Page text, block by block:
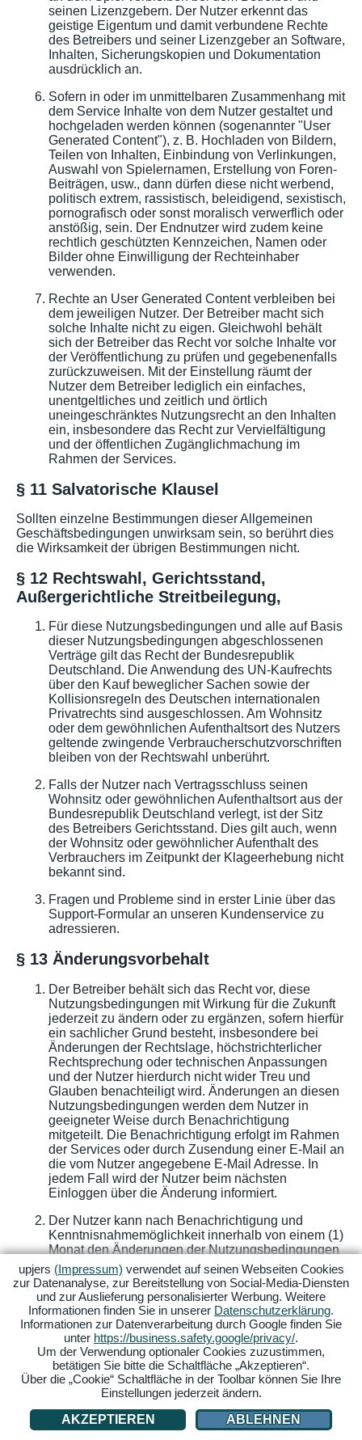
seinen Lizenzgebern. Der Nutzer erkennt das
geistige Eigentum und damit verbundene Rechte
des Betreibers und seiner Lizenzgeber an Software,
Inhalten, Sicherungskopien und Dokumentation
ausdrücklich an.
Sofern in oder im unmittelbaren Zusammenhang mit
dem Service Inhalte von dem Nutzer gestaltet und
hochgeladen werden können (sogenannter "User
Generated Content"), z. B. Hochladen von Bildern,
Teilen von Inhalten, Einbindung von Verlinkungen,
Auswahl von Spielernamen, Erstellung von Foren-
Beiträgen, usw., dann dürfen diese nicht werbend,
politisch extrem, rassistisch, beleidigend, sexistisch,
pornografisch oder sonst moralisch verwerflich oder
anstößig, sein. Der Endnutzer wird zudem keine
rechtlich geschützten Kennzeichen, Namen oder
Bilder ohne Einwilligung der Rechteinhaber
verwenden.
Rechte an User Generated Content verbleiben bei
dem jeweiligen Nutzer. Der Betreiber macht sich
solche Inhalte nicht zu eigen. Gleichwohl behält
sich der Betreiber das Recht vor solche Inhalte vor
der Veröffentlichung zu prüfen und gegebenenfalls
zurückzuweisen. Mit der Einstellung räumt der
Nutzer dem Betreiber lediglich ein einfaches,
unentgeltliches und zeitlich und örtlich
uneingeschränktes Nutzungsrecht an den Inhalten
ein, insbesondere das Recht zur Vervielfältigung
und der öffentlichen Zugänglichmachung im
Rahmen der Services.
§ 11 Salvatorische Klausel
Sollten einzelne Bestimmungen dieser Allgemeinen
Geschäftsbedingungen unwirksam sein, so berührt dies
die Wirksamkeit der übrigen Bestimmungen nicht.
§ 12 Rechtswahl, Gerichtsstand,
Außergerichtliche Streitbeilegung,
Für diese Nutzungsbedingungen und alle auf Basis
dieser Nutzungsbedingungen abgeschlossenen
Verträge gilt das Recht der Bundesrepublik
Deutschland. Die Anwendung des UN-Kaufrechts
über den Kauf beweglicher Sachen sowie der
Kollisionsregeln des Deutschen internationalen
Privatrechts sind ausgeschlossen. Am Wohnsitz
oder dem gewöhnlichen Aufenthaltsort des Nutzers
geltende zwingende Verbraucherschutzvorschriften
bleiben von der Rechtswahl unberührt.
Falls der Nutzer nach Vertragsschluss seinen
Wohnsitz oder gewöhnlichen Aufenthaltsort aus der
Bundesrepublik Deutschland verlegt, ist der Sitz
des Betreibers Gerichtsstand. Dies gilt auch, wenn
der Wohnsitz oder gewöhnlicher Aufenthalt des
Verbrauchers im Zeitpunkt der Klageerhebung nicht
bekannt sind.
Fragen und Probleme sind in erster Linie über das
Support-Formular an unseren Kundenservice zu
adressieren.
§ 13 Änderungsvorbehalt
Der Betreiber behält sich das Recht vor, diese
Nutzungsbedingungen mit Wirkung für die Zukunft
jederzeit zu ändern oder zu ergänzen, sofern hierfür
ein sachlicher Grund besteht, insbesondere bei
Änderungen der Rechtslage, höchstrichterlicher
Rechtsprechung oder technischen Anpassungen
und der Nutzer hierdurch nicht wider Treu und
Glauben benachteiligt wird. Änderungen an diesen
Nutzungsbedingungen werden dem Nutzer in
geeigneter Weise durch Benachrichtigung
mitgeteilt. Die Benachrichtigung erfolgt im Rahmen
der Services oder durch Zusendung einer E-Mail an
die vom Nutzer angegebene E-Mail Adresse. In
jedem Fall wird der Nutzer beim nächsten
Einloggen über die Änderung informiert.
Der Nutzer kann nach Benachrichtigung und
Kenntnisnahmemöglichkeit innerhalb von einem (1)
Monat den Änderungen der Nutzungsbedingungen
widersprechen. Es wird dem Nutzer empfohlen, den
Widerspruch schriftlich bzw. per E-Mail zu
Beweissicherungszwecken an den Betreiber zu
richten.
Widerspricht der Nutzer den geänderten
Nutzungsbedingungen nicht innerhalb eines
Monats nach Zugang der Mitteilung und wurde er in
der Änderungsmitteilung ausdrücklich auf diese
Rechtsfolge hingewiesen, gelten die Änderungen
als genehmigt. Änderungen, die wesentliche
Vertragspflichten betreffen oder das vertragliche
upjers (Impressum) verwendet auf seinen Webseiten Cookies
zur Datenanalyse, zur Bereitstellung von Social-Media-Diensten
und zur Auslieferung personalisierter Werbung. Weitere
Informationen finden Sie in unserer Datenschutzerklärung.
Informationen zur Datenverarbeitung durch Google finden Sie
unter https://business.safety.google/privacy/.
Um der Verwendung optionaler Cookies zuzustimmen,
betätigen Sie bitte die Schaltfläche „Akzeptieren“.
Über die „Cookie“ Schaltfläche in der Toolbar können Sie Ihre
Einstellungen jederzeit ändern.
AKZEPTIEREN
ABLEHNEN